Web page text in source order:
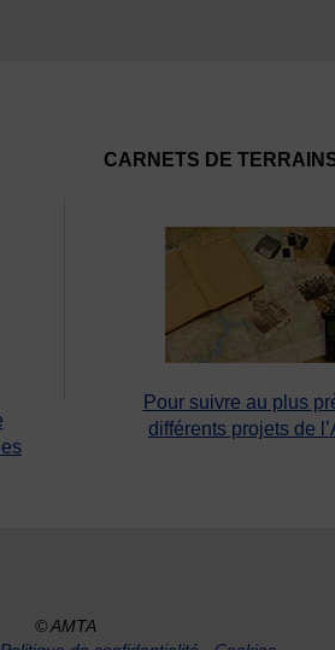
CARNETS DE
Pour suivre au plus
différents projets de
© AMTA